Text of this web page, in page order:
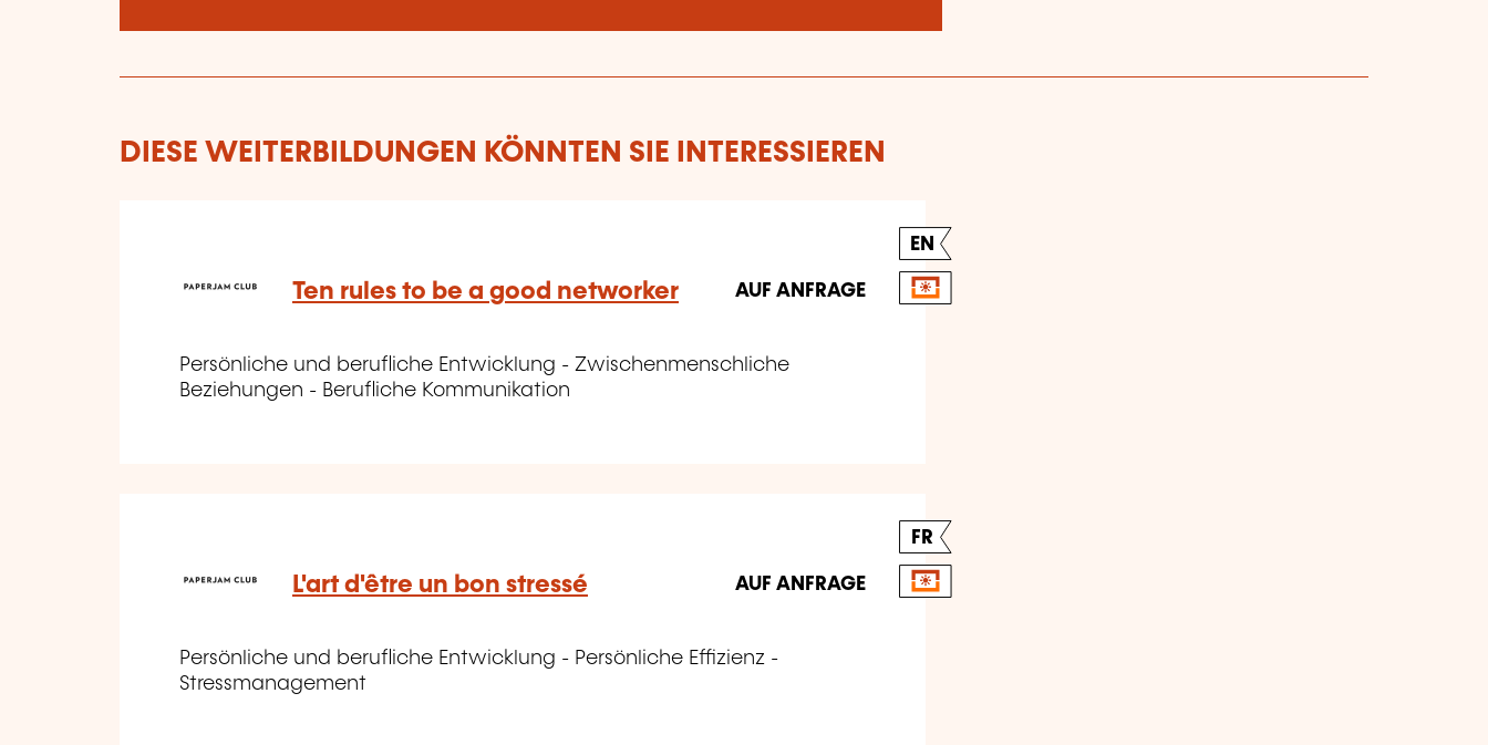
DIESE WEITERBILDUNGEN KÖNNTEN SIE INTERESSIEREN
EN
Ten rules to be a good networker AUF ANFRAGE
Persönliche und berufliche Entwicklung - Zwischenmenschliche
Beziehungen - Berufliche Kommunikation
FR
L'art d'être un bon stressé AUF ANFRAGE
Persönliche und berufliche Entwicklung - Persönliche Effizienz -
Stressmanagement